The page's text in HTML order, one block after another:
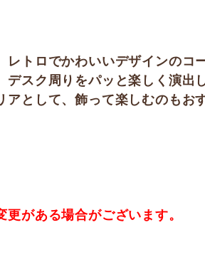
トロでかわいいデザインのコ
スク周りをパッと楽しく演出
アとして、飾って楽しむのもお
がある場合がございます。